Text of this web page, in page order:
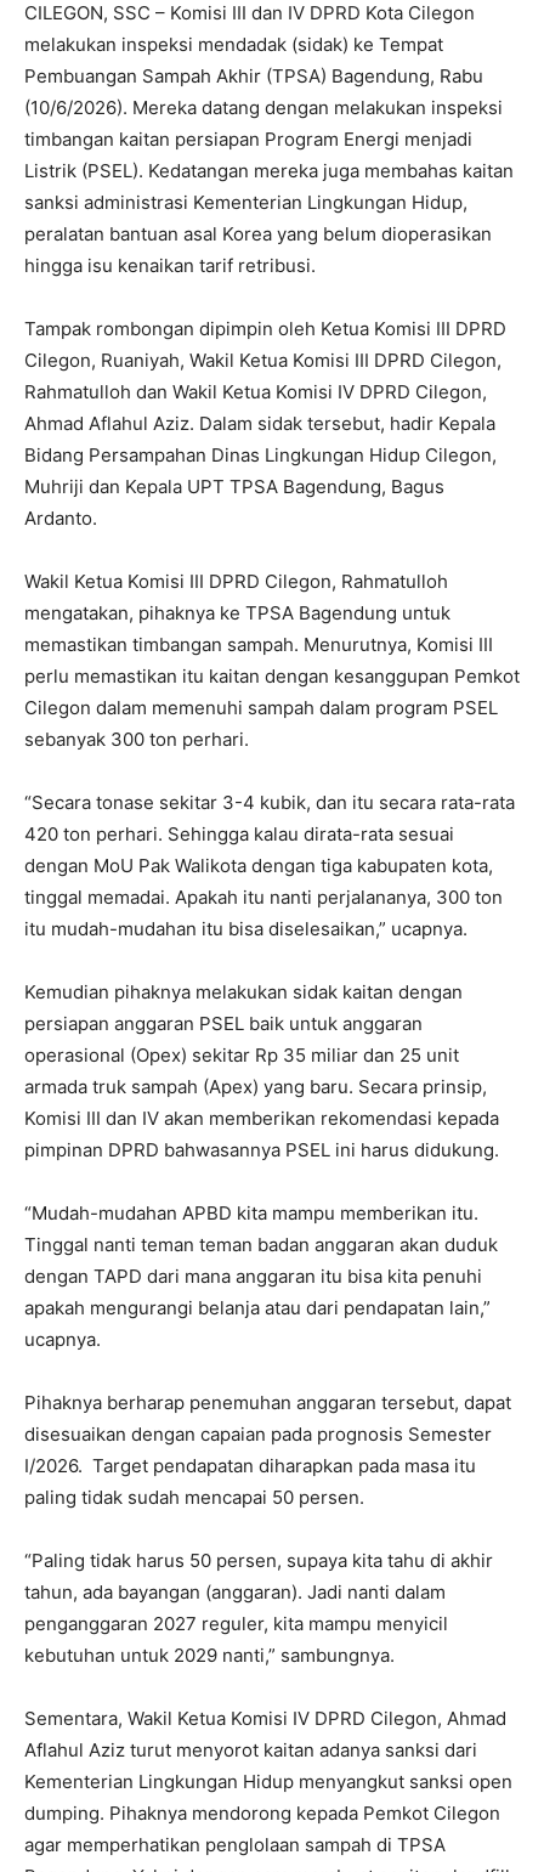
CILEGON, SSC – Komisi III dan IV DPRD Kota Cilegon
melakukan inspeksi mendadak (sidak) ke Tempat
Pembuangan Sampah Akhir (TPSA) Bagendung, Rabu
(10/6/2026). Mereka datang dengan melakukan inspeksi
timbangan kaitan persiapan Program Energi menjadi
Listrik (PSEL). Kedatangan mereka juga membahas kaitan
sanksi administrasi Kementerian Lingkungan Hidup,
peralatan bantuan asal Korea yang belum dioperasikan
hingga isu kenaikan tarif retribusi.
Tampak rombongan dipimpin oleh Ketua Komisi III DPRD
Cilegon, Ruaniyah, Wakil Ketua Komisi III DPRD Cilegon,
Rahmatulloh dan Wakil Ketua Komisi IV DPRD Cilegon,
Ahmad Aflahul Aziz. Dalam sidak tersebut, hadir Kepala
Bidang Persampahan Dinas Lingkungan Hidup Cilegon,
Muhriji dan Kepala UPT TPSA Bagendung, Bagus
Ardanto.
Wakil Ketua Komisi III DPRD Cilegon, Rahmatulloh
mengatakan, pihaknya ke TPSA Bagendung untuk
memastikan timbangan sampah. Menurutnya, Komisi III
perlu memastikan itu kaitan dengan kesanggupan Pemkot
Cilegon dalam memenuhi sampah dalam program PSEL
sebanyak 300 ton perhari.
“Secara tonase sekitar 3-4 kubik, dan itu secara rata-rata
420 ton perhari. Sehingga kalau dirata-rata sesuai
dengan MoU Pak Walikota dengan tiga kabupaten kota,
tinggal memadai. Apakah itu nanti perjalananya, 300 ton
itu mudah-mudahan itu bisa diselesaikan,” ucapnya.
Kemudian pihaknya melakukan sidak kaitan dengan
persiapan anggaran PSEL baik untuk anggaran
operasional (Opex) sekitar Rp 35 miliar dan 25 unit
armada truk sampah (Apex) yang baru. Secara prinsip,
Komisi III dan IV akan memberikan rekomendasi kepada
pimpinan DPRD bahwasannya PSEL ini harus didukung.
“Mudah-mudahan APBD kita mampu memberikan itu.
Tinggal nanti teman teman badan anggaran akan duduk
dengan TAPD dari mana anggaran itu bisa kita penuhi
apakah mengurangi belanja atau dari pendapatan lain,”
ucapnya.
Pihaknya berharap penemuhan anggaran tersebut, dapat
disesuaikan dengan capaian pada prognosis Semester
I/2026. Target pendapatan diharapkan pada masa itu
paling tidak sudah mencapai 50 persen.
“Paling tidak harus 50 persen, supaya kita tahu di akhir
tahun, ada bayangan (anggaran). Jadi nanti dalam
penganggaran 2027 reguler, kita mampu menyicil
kebutuhan untuk 2029 nanti,” sambungnya.
Sementara, Wakil Ketua Komisi IV DPRD Cilegon, Ahmad
Aflahul Aziz turut menyorot kaitan adanya sanksi dari
Kementerian Lingkungan Hidup menyangkut sanksi open
dumping. Pihaknya mendorong kepada Pemkot Cilegon
agar memperhatikan penglolaan sampah di TPSA